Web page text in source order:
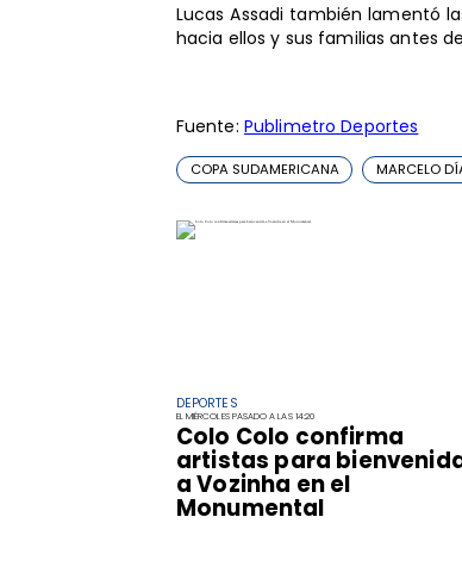
DEPORTES
EL MIÉRCOLES PASADO A LAS 14:20
Colo Colo confirma
artistas para
a Vozinha en el
Monumental
Lucas Assadi también lamentó
hacia ellos y sus familias antes
Fuente: Publimetro Deportes
COPA SUDAMERICANA MARCELO